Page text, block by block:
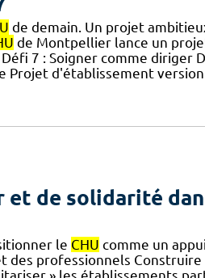
de demain. Un projet
de Montpellier lance un
7 : Soigner comme diriger
Projet d'établissement
et de solidarité
le CHU comme un
professionnels Construire